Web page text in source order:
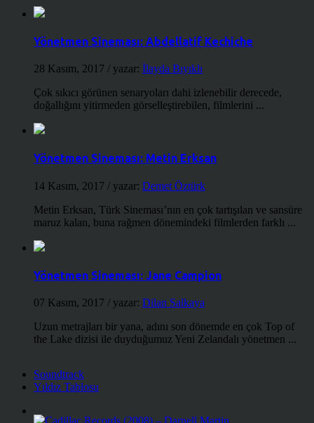
Yönetmen Sineması: Abdellatif Kechiche
28 Kasım, 2017 / yazar: İlayda Bıyıklı
Çok sıkıcı görünen senaryoları dahi izlenebilir derecede,
doğallığını yitirmeden görselleştirebilen, filmlerini ...
Yönetmen Sineması: Metin Erksan
14 Kasım, 2017 / yazar: Demet Öztürk
Metin Erksan, Türk Sineması’nın en çok tartışılan ve sansüre
maruz kalan, buna rağmen dönemindeki filmlerden farklı ...
Yönetmen Sineması: Jane Campion
07 Kasım, 2017 / yazar: Dilan Salkaya
Uzun metrajları bir yana, adını son dönemde en çok Top of
the Lake dizisi ile duyduğumuz Yeni Zelandalı yönetmen ...
Soundtrack
Yıldız Tablosu